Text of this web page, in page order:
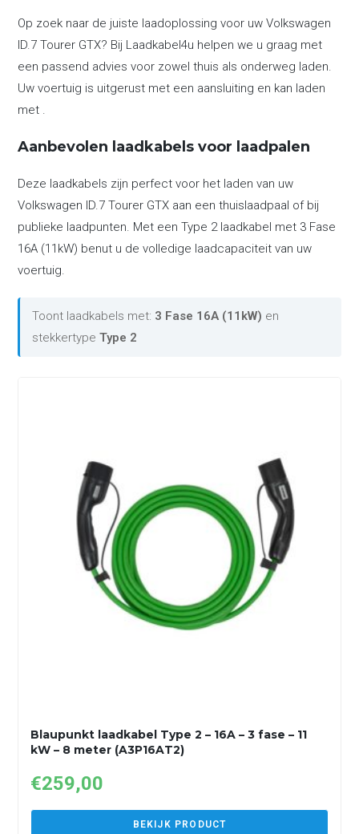
Op zoek naar de juiste laadoplossing voor uw Volkswagen
ID.7 Tourer GTX? Bij Laadkabel4u helpen we u graag met
een passend advies voor zowel thuis als onderweg laden.
Uw voertuig is uitgerust met een aansluiting en kan laden
met .
Aanbevolen laadkabels voor laadpalen
Deze laadkabels zijn perfect voor het laden van uw
Volkswagen ID.7 Tourer GTX aan een thuislaadpaal of bij
publieke laadpunten. Met een Type 2 laadkabel met 3 Fase
16A (11kW) benut u de volledige laadcapaciteit van uw
voertuig.
Toont laadkabels met: 3 Fase 16A (11kW) en
stekkertypeType 2
Blaupunkt laadkabel Type 2 – 16A – 3 fase – 11
kW – 8 meter (A3P16AT2)
€259,00
BEKIJK PRODUCT